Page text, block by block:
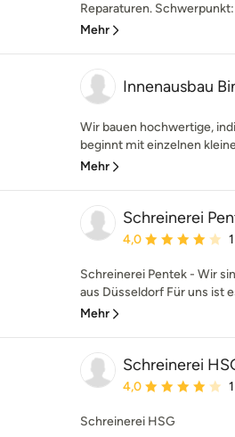
Reparaturen.
Mehr
Innenausbau
Wir bauen hochwertige,
beginnt mit einzelnen
Mehr
Schreinerei
Durchschnittliche
4,0
Schreinerei Pentek - Wir
aus Düsseldorf Für uns ist
Mehr
Schreinerei
Durchschnittliche
4,0
Schreinerei HSG